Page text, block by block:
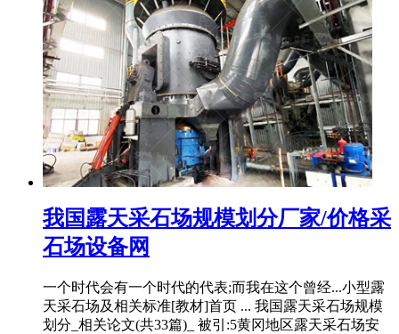
我国露天采石场规模划分厂家/价格采
石场设备网
一个时代会有一个时代的代表;而我在这个曾经...小型露
天采石场及相关标准[教材]首页 ... 我国露天采石场规模
划分_相关论文(共33篇)_ 被引:5黄冈地区露天采石场安